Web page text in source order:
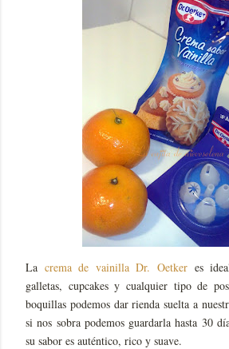
La crema de vainilla Dr. Oetker es
galletas, cupcakes y cualquier tipo de
boquillas podemos dar rienda suelta a
si nos sobra podemos guardarla hasta 30
su sabor es auténtico, rico y suave.